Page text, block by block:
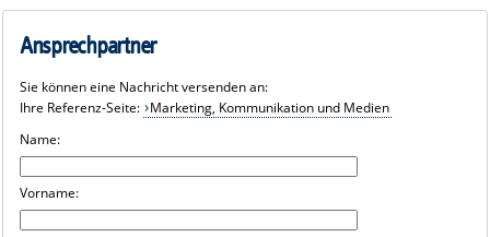
KLINIKEN
ZENTRALE EINRICHTUNGEN
PRESSE
INTERNATIONAL
INTRANET
Ansprechpartner
Sie können eine Nachricht versenden an:
Ihre Referenz-Seite: Marketing, Kommunikation und Medien
Name:
Vorname: